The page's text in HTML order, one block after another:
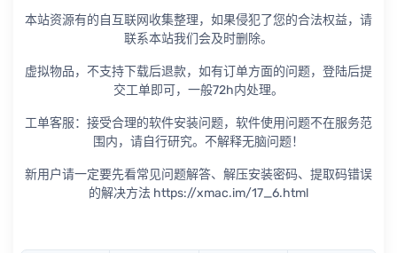
本站资源有的自互联网收集整理，如果侵犯了您的合法权益，请
联系本站我们会及时删除。
虚拟物品，不支持下载后退款，如有订单方面的问题，登陆后提
交工单即可，一般72h内处理。
工单客服：接受合理的软件安装问题，软件使用问题不在服务范
围内，请自行研究。不解释无脑问题！
新用户请一定要先看常见问题解答、解压安装密码、提取码错误
的解决方法 https://xmac.im/17_6.html